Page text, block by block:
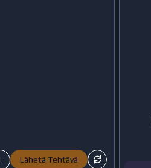
Lähetä Tehtävä